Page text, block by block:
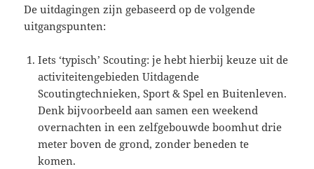
De uitdagingen zijn gebaseerd op de volgende
uitgangspunten:
Iets ‘typisch’ Scouting: je hebt hierbij keuze uit de
activiteitengebieden Uitdagende
Scoutingtechnieken, Sport & Spel en Buitenleven.
Denk bijvoorbeeld aan samen een weekend
overnachten in een zelfgebouwde boomhut drie
meter boven de grond, zonder beneden te
komen.